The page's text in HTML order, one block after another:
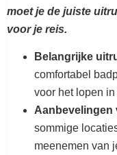
moet je de juiste
voor je reis.
Belangrijke
comfortabel
voor het lopen
sommige
meenemen van